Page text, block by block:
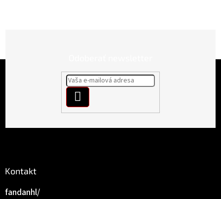
Kontakt
fandanhl/
SA